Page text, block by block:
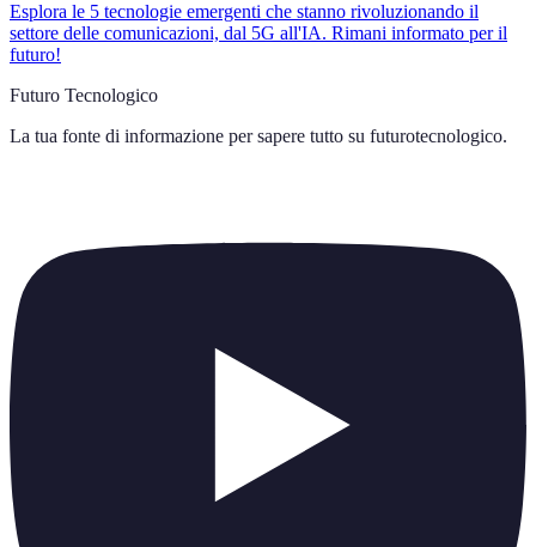
Esplora le 5 tecnologie emergenti che stanno rivoluzionando il
settore delle comunicazioni, dal 5G all'IA. Rimani informato per il
futuro!
Futuro Tecnologico
La tua fonte di informazione per sapere tutto su futurotecnologico.